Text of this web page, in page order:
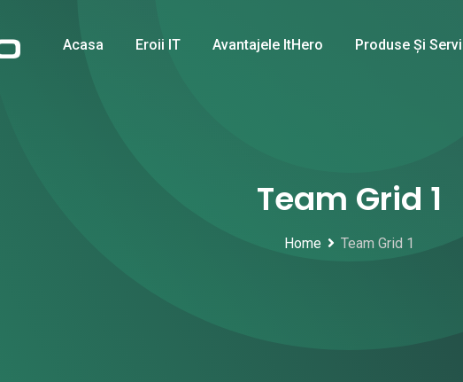
Acasa Eroii IT Avantajele ItHero Produse Și
Team Grid 1
Home Team Grid 1